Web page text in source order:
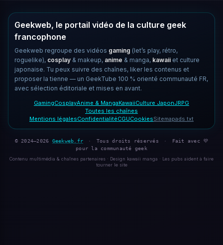
Geekweb, le portail vidéo de la culture geek
francophone
Geekweb regroupe des vidéos gaming (let’s play, rétro,
roguelike), cosplay & makeup, anime & manga, kawaii et culture
japonaise. Tu peux suivre des chaînes, liker les contenus et
proposer la tienne — un GeekTube 100 % orienté communauté FR,
avec sélection éditoriale et mises en avant.
GamingCosplayAnime & MangaKawaiiCulture JaponJRPG
Toutes les chaînes
Mentions légalesConfidentialitéCGUCookiesSitemapads.txt
© 2024–2026 Geekweb.fr · Tous droits réservés ·
Fait avec 💜
pour la communauté geek
Contenu multimédia & chaînes partenaires · Design kawaii manga · Les pubs aident à faire
tourner le site